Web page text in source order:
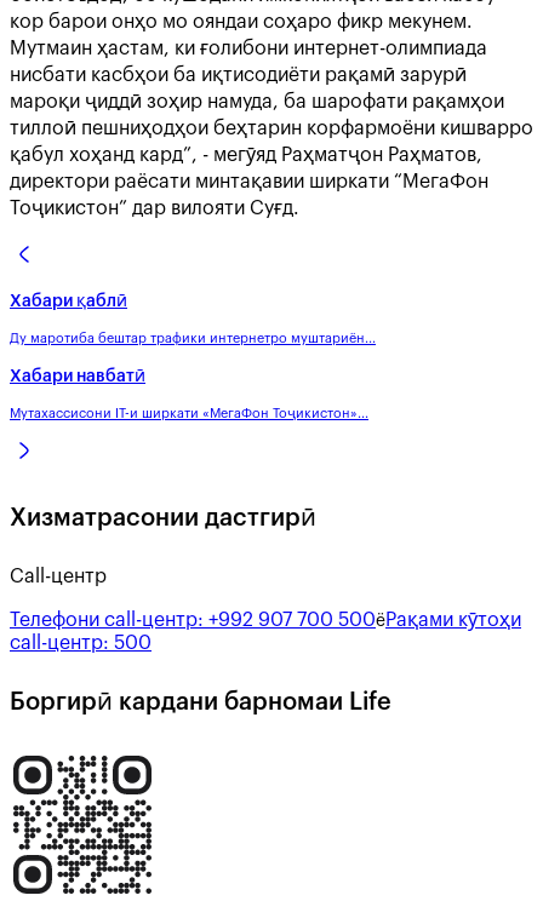
кор барои онҳо мо ояндаи соҳаро фикр мекунем.
Мутмаин ҳастам, ки ғолибони интернет-олимпиада
нисбати касбҳои ба иқтисодиёти рақамӣ зарурӣ
мароқи ҷиддӣ зоҳир намуда, ба шарофати рақамҳои
тиллоӣ пешниҳодҳои беҳтарин корфармоёни кишварро
қабул хоҳанд кард”, - мегӯяд Раҳматҷон Раҳматов,
директори раёсати минтақавии ширкати “МегаФон
Тоҷикистон” дар вилояти Суғд.
Хабари қаблӣ
Ду маротиба бештар трафики интернетро муштариён...
Хабари навбатӣ
Мутахассисони IT-и ширкати «МегаФон Тоҷикистон»...
Хизматрасонии дастгирӣ
Call-центр
Телефони call-центр: +992 907 700 500ёРақами кӯтоҳи
call-центр: 500
Боргирӣ кардани барномаи Life